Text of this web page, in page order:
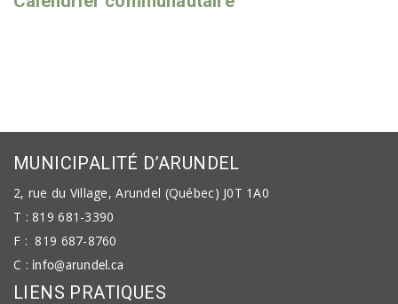
MUNICIPALITÉ D’ARUNDEL
2, rue du Village, Arundel (Québec) J0T 1A0
T : 819 681-3390
F : 819 687-8760
C : info@arundel.ca
LIENS PRATIQUES